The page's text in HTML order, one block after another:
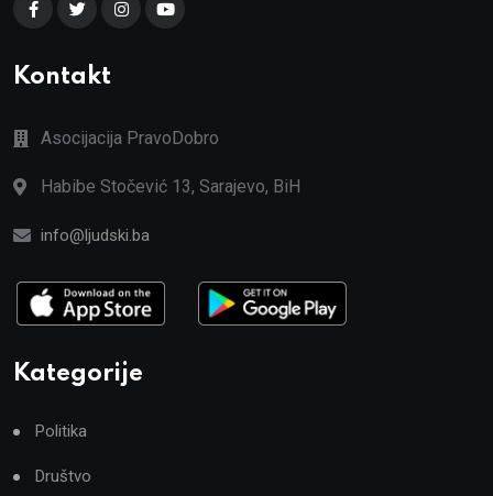
Kontakt
Asocijacija PravoDobro
Habibe Stočević 13, Sarajevo, BiH
info@ljudski.ba
Kategorije
Politika
Društvo